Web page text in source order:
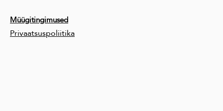
Müügitingimused
Privaatsuspoliitika